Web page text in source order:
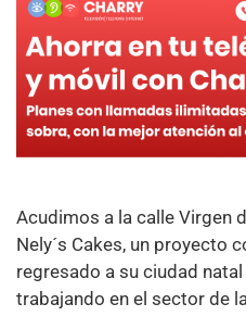
Acudimos a la calle Virgen
Nely´s Cakes, un proyecto
regresado a su ciudad
trabajando en el sector de